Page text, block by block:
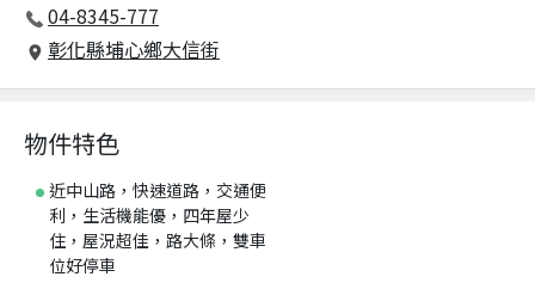
04-8345-777
彰化縣埔心鄉大信街
物件特色
近中山路，快速道路，交通便
利，生活機能優，四年屋少
住，屋況超佳，路大條，雙車
位好停車